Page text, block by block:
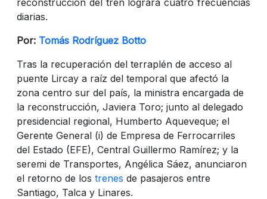
diarias.
Por: Tomás Rodríguez Botto
Tras la recuperación del terraplén de acceso al
puente Lircay a raíz del temporal que afectó la
zona centro sur del país, la ministra encargada de
la reconstrucción, Javiera Toro; junto al delegado
presidencial regional, Humberto Aqueveque; el
Gerente General (i) de Empresa de Ferrocarriles
del Estado (EFE), Central Guillermo Ramírez; y la
seremi de Transportes, Angélica Sáez, anunciaron
el retorno de los trenes de pasajeros entre
Santiago, Talca y Linares.